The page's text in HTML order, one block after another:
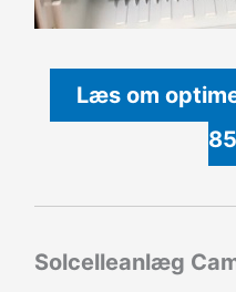
Læs om
Solcelleanlæg